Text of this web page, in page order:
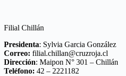
Filial Chillán
Presidenta: Sylvia Garcia González
Correo: filial.chillan@cruzroja.cl
Dirección: Maipon N° 301 – Chillán
Teléfono: 42 – 2221182